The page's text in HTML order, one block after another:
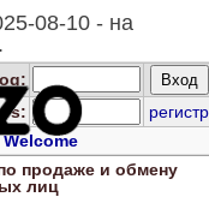
08-10 - на
:
регистр
Welcome
продаже и обмену
лиц